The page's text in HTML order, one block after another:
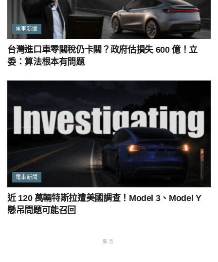
電車新聞
台灣進口車零關稅仍卡關？政府估損失 600 億！立
委：算法根本有問題
電車新聞
近 120 萬輛特斯拉遭美國調查！Model 3、Model Y
懸吊問題可能召回
廣告